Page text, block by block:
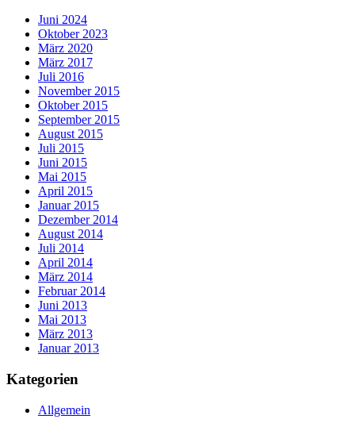
Juni 2024
Oktober 2023
März 2020
März 2017
Juli 2016
November 2015
Oktober 2015
September 2015
August 2015
Juli 2015
Juni 2015
Mai 2015
April 2015
Januar 2015
Dezember 2014
August 2014
Juli 2014
April 2014
März 2014
Februar 2014
Juni 2013
Mai 2013
März 2013
Januar 2013
Kategorien
Allgemein